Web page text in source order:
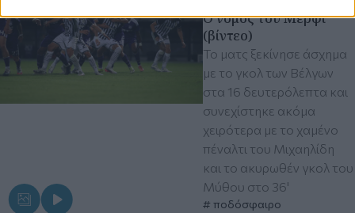
Ο νόμος του Μέρφι
(βίντεο)
Το ματς ξεκίνησε άσχημα
με το γκολ των Βέλγων
στα 16 δευτερόλεπτα και
συνεχίστηκε ακόμα
χειρότερα με το χαμένο
πέναλτι του Μιχαηλίδη
και το ακυρωθέν γκολ του
Μύθου στο 36'
ποδόσφαιρο